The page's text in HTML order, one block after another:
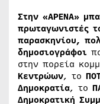
Στην «ΑΡΕΝΑ»
πρωταγωνιστές
παρασκηνίου,
δημοσιογράφοι
στην πορεία
Κεντρώων, το
Δημοκρατία, το
Δημοκρατική